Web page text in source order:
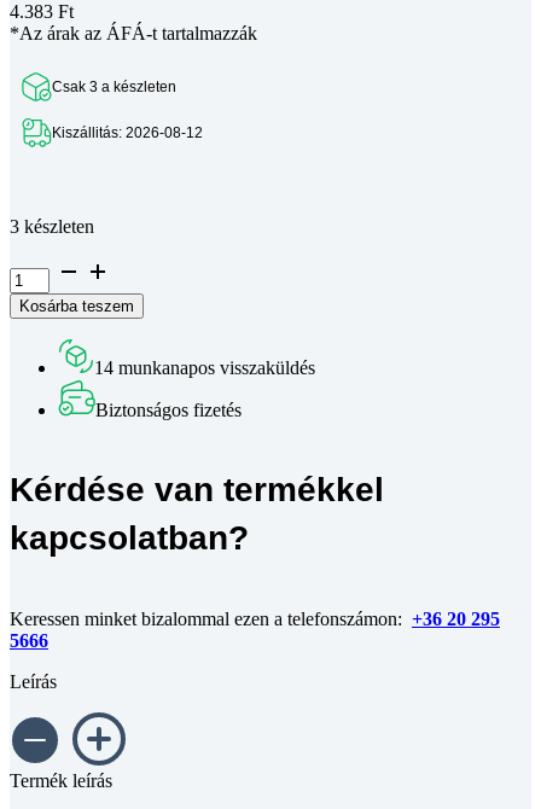
4.383 Ft
*Az árak az ÁFÁ-t tartalmazzák
Csak 3 a készleten
Kiszállitás: 2026-08-12
3 készleten
Elektrolit
kondenzátor
készlet
mennyiség
Kosárba teszem
14 munkanapos visszaküldés
Biztonságos fizetés
Kérdése van termékkel
kapcsolatban?
Keressen minket bizalommal ezen a telefonszámon: +36 20 295
5666
Leírás
Termék leírás